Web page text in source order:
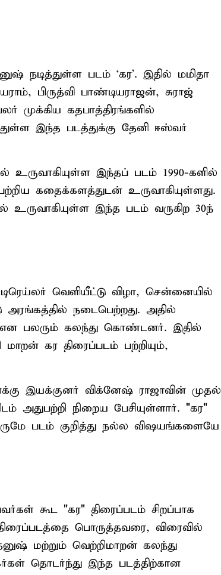
நடித்துள்ள படம் ‘கர’. இதில் மமிதா
பிருத்வி பாண்டியராஜன், சுராஜ்
முக்கிய கதபாத்திரங்களில்
இந்த படத்துக்கு தேனி ஈஸ்வர்
இந்தப் படம் 1990-களில்
கதைக்களத்துடன் உருவாகியுள்ளது.
உருவாகியுள்ள இந்த படம் வருகிற 30ந்
வெளியீட்டு விழா, சென்னையில்
நடைபெற்றது. அதில்
என பலரும் கலந்து கொண்டனர். இதில்
கர திரைப்படம் பற்றியும்,
இயக்குனர் விக்னேஷ் ராஜாவின் முதல்
அதுபற்றி நிறைய பேசியுள்ளார். "கர"
படம் குறித்து நல்ல விஷயங்களையே
கூட "கர" திரைப்படம் சிறப்பாக
பொருத்தவரை, விரைவில்
மற்றும் வெற்றிமாறன் கலந்து
தொடர்ந்து இந்த படத்திற்கான